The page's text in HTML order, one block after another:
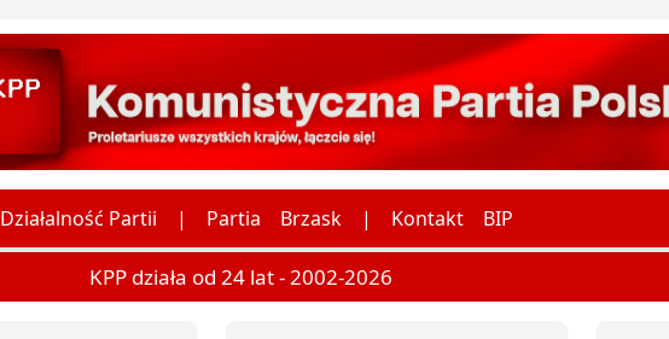
Działalność Partii | Partia Brzask | Kontakt BIP
KPP działa od 24 lat - 2002-2026